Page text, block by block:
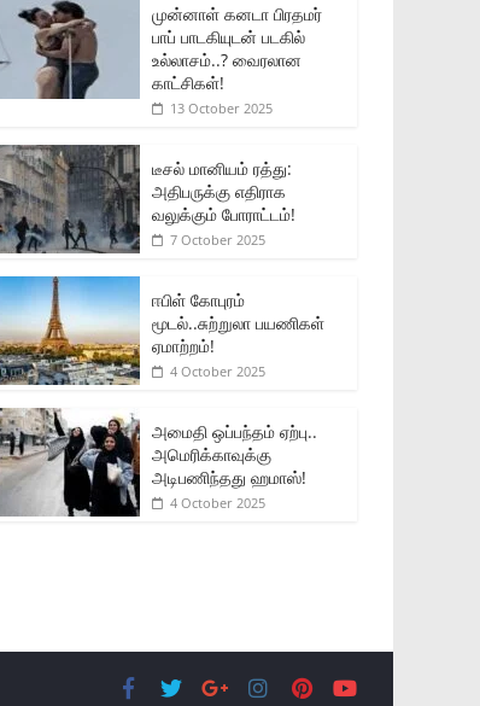
முன்னாள் கனடா பிரதமர்
பாப் பாடகியுடன் படகில்
உல்லாசம்..? வைரலான
காட்சிகள்!
13 October 2025
டீசல் மானியம் ரத்து:
அதிபருக்கு எதிராக
வலுக்கும் போராட்டம்!
7 October 2025
ஈபிள் கோபுரம்
மூடல்..சுற்றுலா பயணிகள்
ஏமாற்றம்!
4 October 2025
அமைதி ஒப்பந்தம் ஏற்பு..
அமெரிக்காவுக்கு
அடிபணிந்தது ஹமாஸ்!
4 October 2025